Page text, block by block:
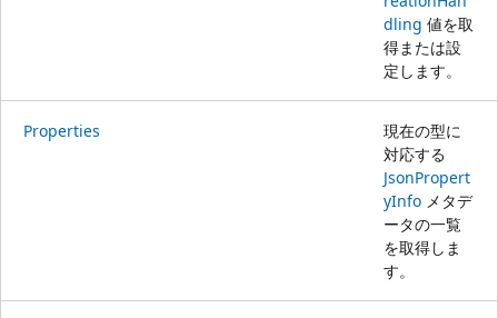
dling 値を取
得または設
定します。
Properties
現在の型に
対応する
JsonPropert
yInfo メタデ
ータの一覧
を取得しま
す。